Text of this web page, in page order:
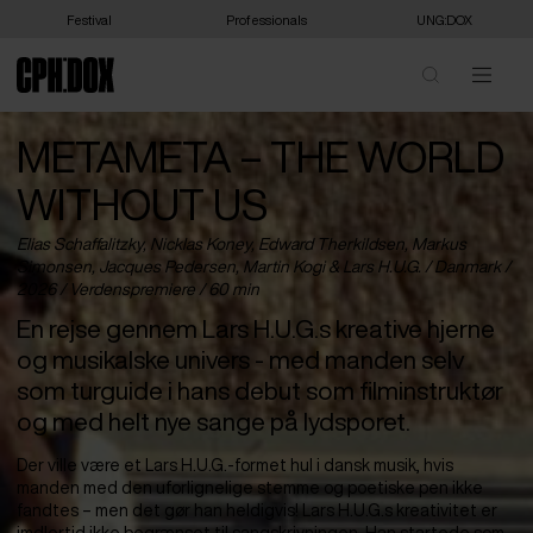
Festival Professionals UNG:DOX
METAMETA – THE WORLD
WITHOUT US
Elias Schaffalitzky, Nicklas Koney, Edward Therkildsen, Markus
Simonsen, Jacques Pedersen, Martin Kogi & Lars H.U.G. /Danmark/
2026 / Verdenspremiere / 60 min
En rejse gennem Lars H.U.G.s kreative hjerne
og musikalske univers - med manden selv
som turguide i hans debut som filminstruktør
og med helt nye sange på lydsporet.
Der ville være et Lars H.U.G.-formet hul i dansk musik, hvis
manden med den uforlignelige stemme og poetiske pen ikke
fandtes – men det gør han heldigvis! Lars H.U.G.s kreativitet er